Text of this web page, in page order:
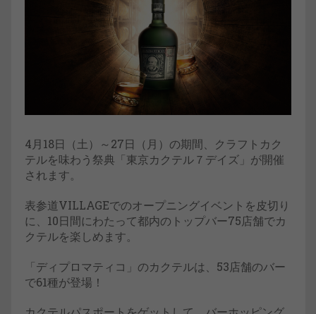
4月18日（土）～27日（月）の期間、クラフトカク
テルを味わう祭典「東京カクテル７デイズ」が開催
されます。
表参道VILLAGEでのオープニングイベントを皮切り
に、10日間にわたって都内のトップバー75店舗でカ
クテルを楽しめます。
「ディプロマティコ」のカクテルは、53店舗のバー
で61種が登場！